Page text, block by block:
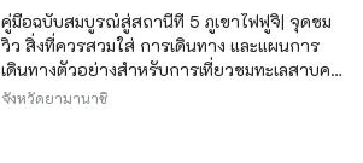
คู่มือฉบับสมบูรณ์สู่สถานีที่ 5 ภูเขาไฟฟูจิ| จุดชม
วิว สิ่งที่ควรสวมใส่ การเดินทาง และแผนการ
เดินทางตัวอย่างสำหรับการเที่ยวชมทะเลสาบคา
วากุจิ
จังหวัดยามานาชิ